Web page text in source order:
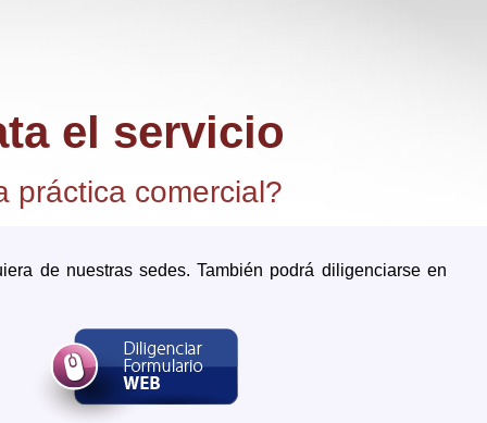
el servicio
práctica comercial?
de nuestras sedes. También podrá diligenciarse en